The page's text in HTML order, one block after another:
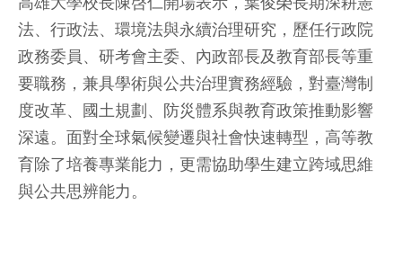
法、行政法、環境法與永續治理研究，歷任行政院
政務委員、研考會主委、內政部長及教育部長等重
要職務，兼具學術與公共治理實務經驗，對臺灣制
度改革、國土規劃、防災體系與教育政策推動影響
深遠。面對全球氣候變遷與社會快速轉型，高等教
育除了培養專業能力，更需協助學生建立跨域思維
與公共思辨能力。